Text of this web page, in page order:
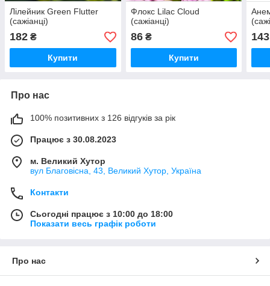
Лілейник Green Flutter
(сажіанці)
182 ₴
Купити
Флокс Lilac Cloud
(сажіанці)
86₴
Купити
143
Про нас
100% позитивних з 126 відгуків за рік
Працює з 30.08.2023
м. Великий Хутор
вул Благовісна, 43, Великий Хутор, Україна
Контакти
Сьогодні працює з 10:00 до 18:00
Показати весь графік роботи
Про нас